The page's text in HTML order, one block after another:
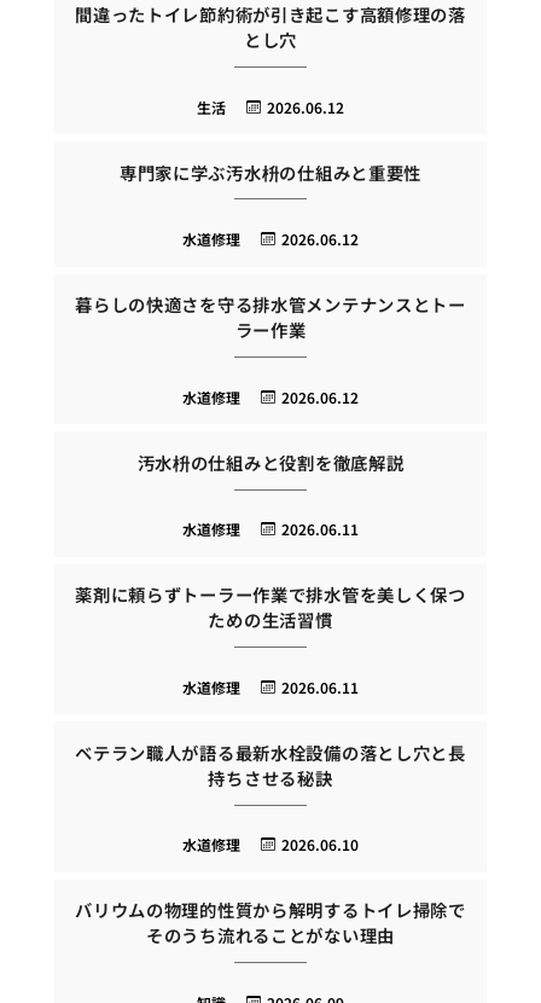
間違ったトイレ節約術が引き起こす高額修理の落
とし穴
2026.06.12
生活
専門家に学ぶ汚水枡の仕組みと重要性
2026.06.12
水道修理
暮らしの快適さを守る排水管メンテナンスとトー
ラー作業
2026.06.12
水道修理
汚水枡の仕組みと役割を徹底解説
2026.06.11
水道修理
薬剤に頼らずトーラー作業で排水管を美しく保つ
ための生活習慣
2026.06.11
水道修理
ベテラン職人が語る最新水栓設備の落とし穴と長
持ちさせる秘訣
2026.06.10
水道修理
バリウムの物理的性質から解明するトイレ掃除で
そのうち流れることがない理由